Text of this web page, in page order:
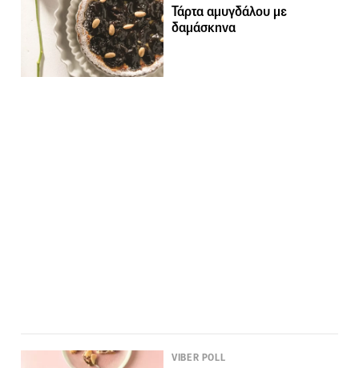
Τάρτα αμυγδάλου με
δαμάσκηνα
VIBER POLL